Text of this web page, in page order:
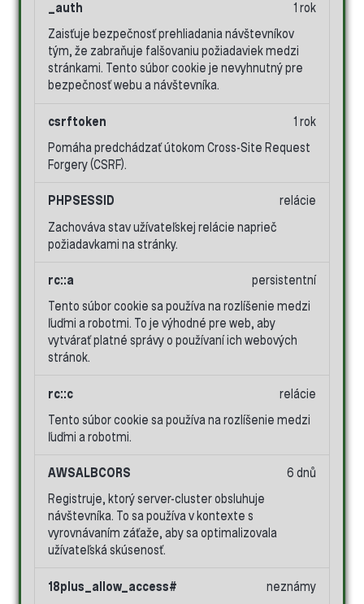
_auth
Zaisťuje bezpečnosť prehliadania návštevníkov
tým, že zabraňuje falšovaniu požiadaviek medzi
stránkami. Tento súbor cookie je nevyhnutný pre
bezpečnosť webu a návštevníka.
1 rok
csrftoken
Pomáha predchádzať útokom Cross-Site Request
Forgery (CSRF).
1 rok
PHPSESSID
Zachováva stav užívateľskej relácie naprieč
požiadavkami na stránky.
relácie
rc::a
Tento súbor cookie sa používa na rozlíšenie medzi
ľuďmi a robotmi. To je výhodné pre web, aby
vytvárať platné správy o používaní ich webových
stránok.
persistentní
rc::c
Tento súbor cookie sa používa na rozlíšenie medzi
ľuďmi a robotmi.
relácie
AWSALBCORS
Registruje, ktorý server-cluster obsluhuje
návštevníka. To sa používa v kontexte s
vyrovnávaním záťaže, aby sa optimalizovala
užívateľská skúsenosť.
6 dnů
18plus_allow_access#
neznámy